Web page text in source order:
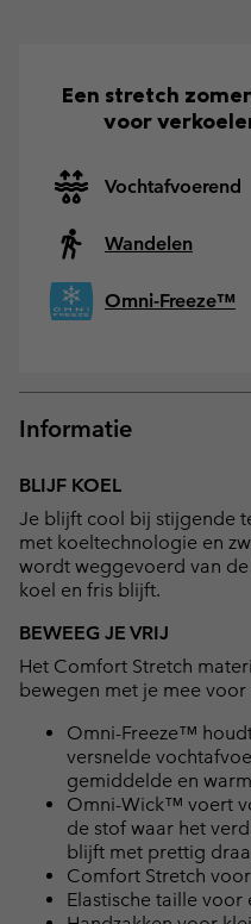
Een stretch
voor
Vochtafvoerend
Wandelen
Omni-Freeze™
Informatie
BLIJF KOEL
Je blijft cool bij stijgende
met koeltechnologie en
wordt weggevoerd van
koel en fris blijft.
BEWEEG JE VRIJ
Het Comfort Stretch
bewegen met je mee
Omni-Freeze™
versnelde
gemiddelde en
Omni-Wick™ voert
de stof waar het
blijft met prettig
Comfort Stretch
Elastische taille